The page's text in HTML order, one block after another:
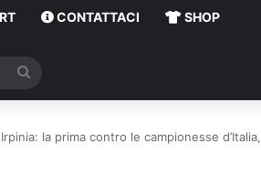
CONTATTACI SHOP
la prima contro le campionesse d’Italia,